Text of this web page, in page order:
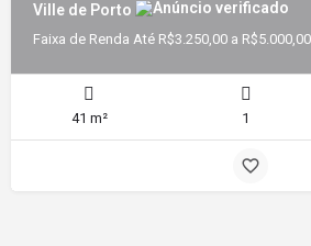
Ville de Porto
Faixa de Renda Até R$3.250,00 a
41 m² 1